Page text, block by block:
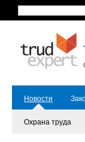
Новости
Охрана труда